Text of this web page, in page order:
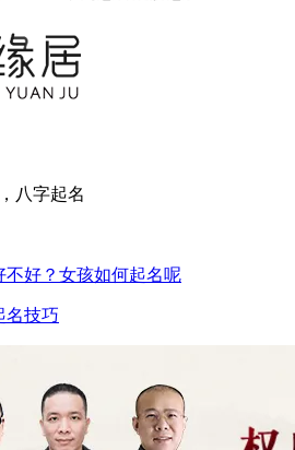
八字起名
不好？女孩如何起名呢
名技巧